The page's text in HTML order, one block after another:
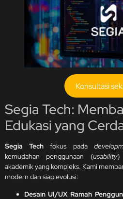
Konsultasi
Segia Tech:
Edukasi yang
Segia Tech fokus pada
kemudahan penggunaan (usability)
akademik yang kompleks. Kami
modern dan siap evolusi:
Desain UI/UX Ramah